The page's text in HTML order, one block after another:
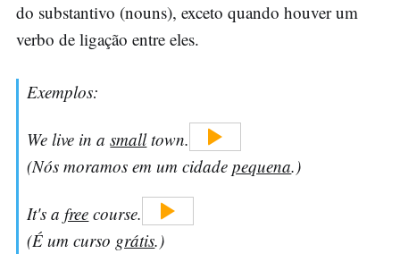
do substantivo (nouns), exceto quando houver um
verbo de ligação entre eles.
Exemplos:
We live in asmalltown.
(Nós moramos em um cidadepequena.)
It's afree course.
(É um curso grátis.)